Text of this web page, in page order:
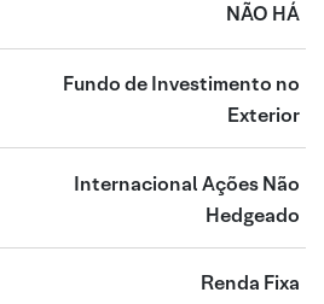
NÃO HÁ
Fundo de Investimento no
Exterior
Internacional Ações Não
Hedgeado
Renda Fixa